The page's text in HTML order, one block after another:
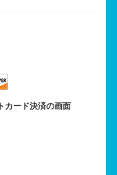
カード決済の画面